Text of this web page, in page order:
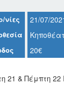
νίες 21/07/
20€
21 & Πέμπτη 22